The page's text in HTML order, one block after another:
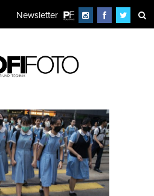
Newsletter